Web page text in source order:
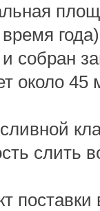
собран
около 45
слить